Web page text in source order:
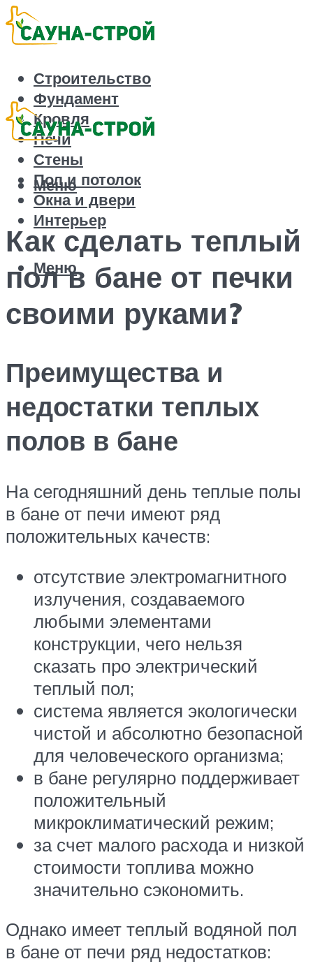
Строительство
Фундамент
Кровля
Печи
Стены
Пол и потолок
Окна и двери
Интерьер
Меню
Меню
Как сделать теплый
пол в бане от печки
своими руками?
Преимущества и
недостатки теплых
полов в бане
На сегодняшний день теплые полы
в бане от печи имеют ряд
положительных качеств:
отсутствие электромагнитного
излучения, создаваемого
любыми элементами
конструкции, чего нельзя
сказать про электрический
теплый пол;
система является экологически
чистой и абсолютно безопасной
для человеческого организма;
в бане регулярно поддерживает
положительный
микроклиматический режим;
за счет малого расхода и низкой
стоимости топлива можно
значительно сэкономить.
Однако имеет теплый водяной пол
в бане от печи ряд недостатков: